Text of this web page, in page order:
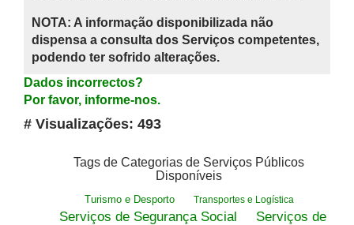
NOTA: A informação disponibilizada não
dispensa a consulta dos Serviços competentes,
podendo ter sofrido alterações.
Dados incorrectos?
Por favor, informe-nos.
# Visualizações: 493
Tags de Categorias de Serviços Públicos
Disponíveis
Turismo e Desporto Transportes e Logística
Serviços de Segurança Social
Serviços de